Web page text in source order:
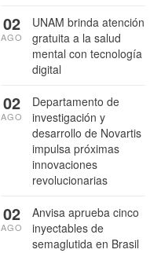
UNAM brinda atención
gratuita a la salud
mental con tecnología
digital
02
AGO
Departamento de
investigación y
desarrollo de Novartis
impulsa próximas
innovaciones
revolucionarias
02
AGO
Anvisa aprueba cinco
inyectables de
semaglutida en Brasil
02
AGO